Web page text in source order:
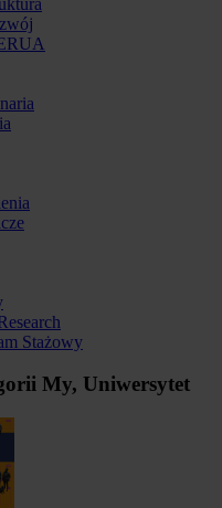
Stażowy
My, Uniwersytet